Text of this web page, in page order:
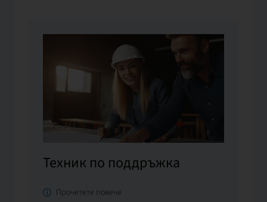
Техник по поддръжка
Прочетете повече